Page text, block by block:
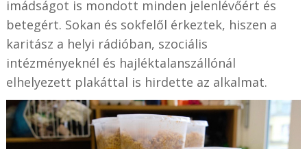
imádságot is mondott minden jelenlévőért és
betegért. Sokan és sokfelől érkeztek, hiszen a
karitász a helyi rádióban, szociális
intézményeknél és hajléktalanszállónál
elhelyezett plakáttal is hirdette az alkalmat.